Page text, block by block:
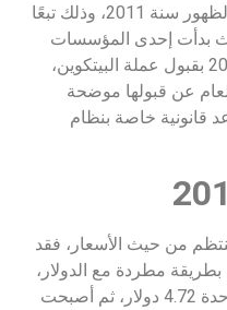
بدأت باقي العملات المشفرة في الظهور سنة 2011، وذلك تبعًا
بدأت إحدى المؤسسات
الغير ربحية في شهر يناير لعام 2011 بقبول عملة البيتكوين،
عن قبولها موضحة
قانونية خاصة بنظام
غير منتظم من حيث الأسعار، فقد
بطريقة مطردة مع الدولار،
حيث بلغ سعر البيتكوين 2012 الواحدة 4.72 دولار، ثم أصبحت